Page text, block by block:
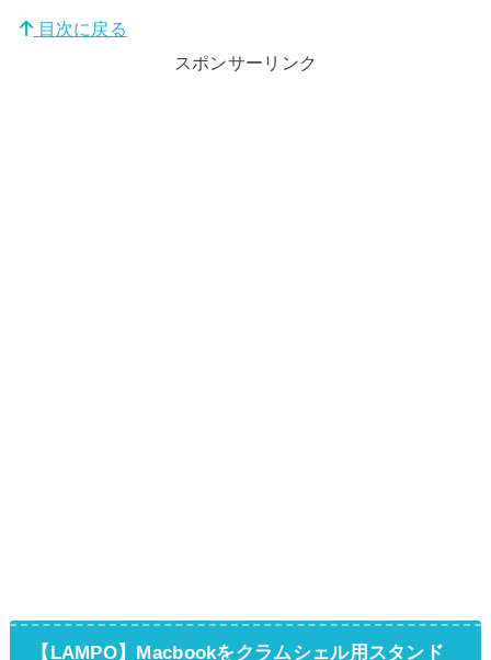
目次に戻る
スポンサーリンク
【LAMPO】Macbookをクラムシェル用スタンド